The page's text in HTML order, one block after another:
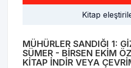
Kitap
MÜHÜRLER SANDIĞI 1:
SÜMER - BIRSEN EKIM
KITAP INDIR VEYA